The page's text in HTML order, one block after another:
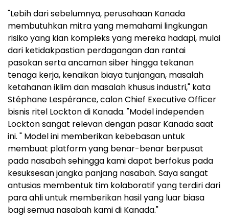
"Lebih dari sebelumnya, perusahaan Kanada
membutuhkan mitra yang memahami lingkungan
risiko yang kian kompleks yang mereka hadapi, mulai
dari ketidakpastian perdagangan dan rantai
pasokan serta ancaman siber hingga tekanan
tenaga kerja, kenaikan biaya tunjangan, masalah
ketahanan iklim dan masalah khusus industri," kata
Stéphane Lespérance, calon Chief Executive Officer
bisnis ritel Lockton di Kanada. "Model independen
Lockton sangat relevan dengan pasar Kanada saat
ini. " Model ini memberikan kebebasan untuk
membuat platform yang benar-benar berpusat
pada nasabah sehingga kami dapat berfokus pada
kesuksesan jangka panjang nasabah. Saya sangat
antusias membentuk tim kolaboratif yang terdiri dari
para ahli untuk memberikan hasil yang luar biasa
bagi semua nasabah kami di Kanada."